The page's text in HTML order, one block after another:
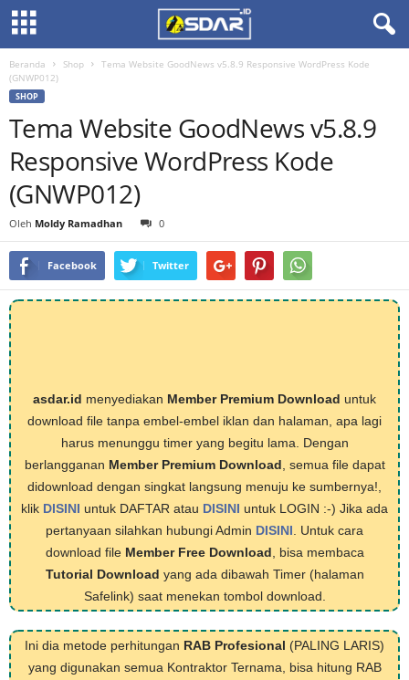
Beranda Shop
Tema Website GoodNews v5.8.9 Responsive WordPress Kode
(GNWP012)
SHOP
Tema Website GoodNews v5.8.9
Responsive WordPress Kode
(GNWP012)
Oleh Moldy Ramadhan 0
Facebook Twitter
asdar.id menyediakan Member Premium Download untuk
download file tanpa embel-embel iklan dan halaman, apa lagi
harus menunggu timer yang begitu lama. Dengan
berlangganan Member Premium Download , semua file dapat
didownload dengan singkat langsung menuju ke sumbernya!,
klik DISINI untuk DAFTAR atau DISINI untuk LOGIN :-) Jika ada
pertanyaan silahkan hubungi Admin DISINI . Untuk cara
download file Member Free Download , bisa membaca
Tutorial Download yang ada dibawah Timer (halaman
Safelink) saat menekan tombol download.
Ini dia metode perhitungan RAB Profesional (PALING LARIS)
yang digunakan semua Kontraktor Ternama, bisa hitung RAB